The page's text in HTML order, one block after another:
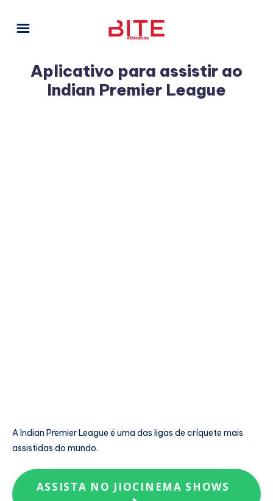
Aplicativo para assistir ao
Indian Premier League
AIndian Premier League é uma das ligas de críquete mais
assistidas do mundo.
ASSISTA NO JIOCINEMA SHOWS